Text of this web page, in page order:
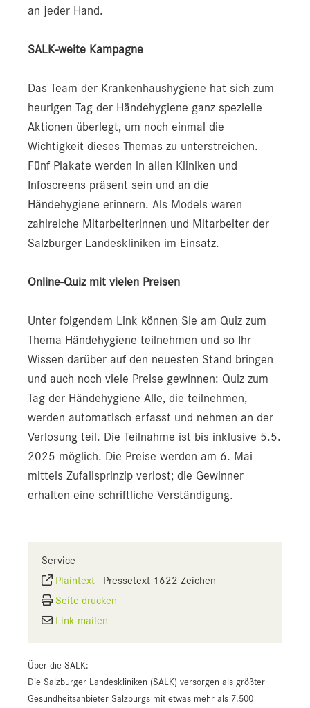
an jeder Hand.
SALK-weite Kampagne
Das Team der Krankenhaushygiene hat sich zum
heurigen Tag der Händehygiene ganz spezielle
Aktionen überlegt, um noch einmal die
Wichtigkeit dieses Themas zu unterstreichen.
Fünf Plakate werden in allen Kliniken und
Infoscreens präsent sein und an die
Händehygiene erinnern. Als Models waren
zahlreiche Mitarbeiterinnen und Mitarbeiter der
Salzburger Landeskliniken im Einsatz.
Online-Quiz mit vielen Preisen
Unter folgendem Link können Sie am Quiz zum
Thema Händehygiene teilnehmen und so Ihr
Wissen darüber auf den neuesten Stand bringen
und auch noch viele Preise gewinnen: Quiz zum
Tag der Händehygiene Alle, die teilnehmen,
werden automatisch erfasst und nehmen an der
Verlosung teil. Die Teilnahme ist bis inklusive 5.5.
2025 möglich. Die Preise werden am 6. Mai
mittels Zufallsprinzip verlost; die Gewinner
erhalten eine schriftliche Verständigung.
Service
Plaintext - Pressetext 1622 Zeichen
Seite drucken
Link mailen
Über die SALK:
Die Salzburger Landeskliniken (SALK) versorgen als größter
Gesundheitsanbieter Salzburgs mit etwas mehr als 7.500